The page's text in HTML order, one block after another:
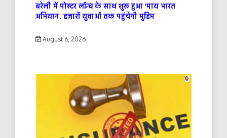
बरेली में पोस्टर लॉन्च के साथ शुरू हुआ ‘माय भारत
अभियान, हजारों युवाओं तक पहुंचेगी मुहिम
August 6, 2026